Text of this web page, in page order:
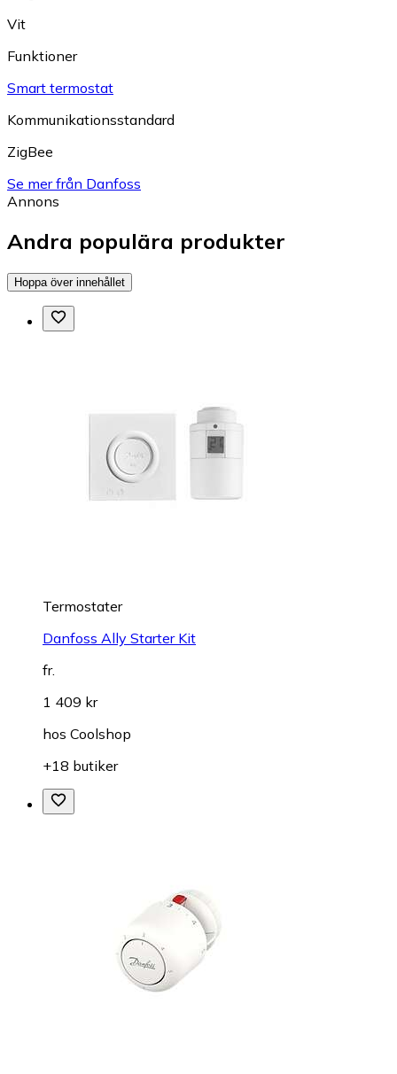
Vit
Funktioner
Smart termostat
Kommunikationsstandard
ZigBee
Se mer från Danfoss
Annons
Andra populära produkter
Hoppa över innehållet
Termostater
Danfoss Ally Starter Kit
fr.
1 409 kr
hos Coolshop
+18 butiker